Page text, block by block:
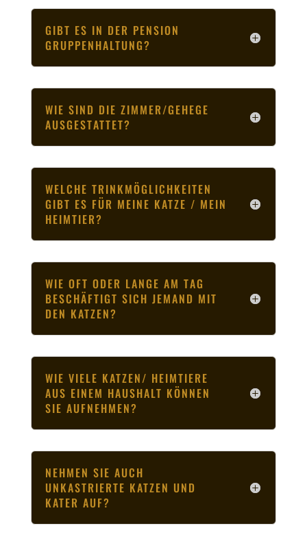
GIBT ES IN DER PENSION
GRUPPENHALTUNG?
WIE SIND DIE ZIMMER/GEHEGE
AUSGESTATTET?
WELCHE TRINKMÖGLICHKEITEN
GIBT ES FÜR MEINE KATZE / MEIN
HEIMTIER?
WIE OFT ODER LANGE AM TAG
BESCHÄFTIGT SICH JEMAND MIT
DEN KATZEN?
WIE VIELE KATZEN/ HEIMTIERE
AUS EINEM HAUSHALT KÖNNEN
SIE AUFNEHMEN?
NEHMEN SIE AUCH
UNKASTRIERTE KATZEN UND
KATER AUF?